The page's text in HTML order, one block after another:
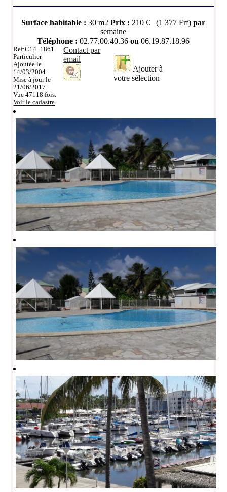
Surface habitable :30 m2Prix : 210 € (1 377 Frf)par
semaine
Téléphone : 02.77.00.40.36ou 06.19.87.18.96
Ref:C14_1861
Particulier
Ajoutée le
14/03/2004
Mise à jour le
21/06/2017
Vue 47118 fois.
Voir le cadastre
Contact par
email
Ajouter à
votre sélection